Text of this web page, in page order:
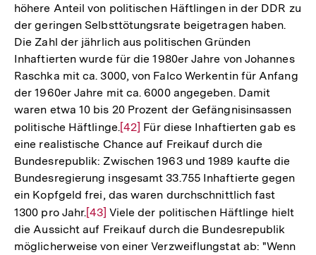
höhere Anteil von politischen Häftlingen in der DDR zu
der geringen Selbsttötungsrate beigetragen haben.
Die Zahl der jährlich aus politischen Gründen
Inhaftierten wurde für die 1980er Jahre von Johannes
Raschka mit ca. 3000, von Falco Werkentin für Anfang
der 1960er Jahre mit ca. 6000 angegeben. Damit
waren etwa 10 bis 20 Prozent der Gefängnisinsassen
politische Häftlinge.Zur
Auflösung
der
Fußnote
[42] Für diese Inhaftierten gab es
eine realistische Chance auf Freikauf durch die
Bundesrepublik: Zwischen 1963 und 1989 kaufte die
Bundesregierung insgesamt 33.755 Inhaftierte gegen
ein Kopfgeld frei, das waren durchschnittlich fast
1300 pro Jahr.Zur
Auflösung
der
[43] Viele der politischen Häftlinge hielt
die Aussicht auf Freikauf durch die Bundesrepublik
möglicherweise von einer Verzweiflungstat ab: "Wenn